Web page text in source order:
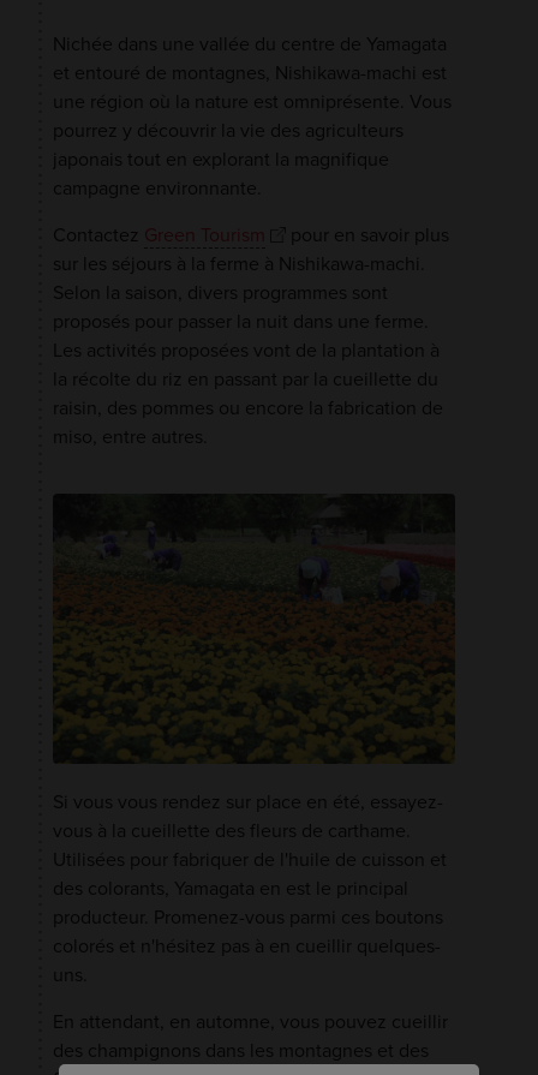
Nichée dans une vallée du centre de Yamagata
et entouré de montagnes, Nishikawa-machi est
une région où la nature est omniprésente. Vous
pourrez y découvrir la vie des agriculteurs
japonais tout en explorant la magnifique
campagne environnante.
Contactez Green Tourism
pour en savoir plus
sur les séjours à la ferme à Nishikawa-machi.
Selon la saison, divers programmes sont
proposés pour passer la nuit dans une ferme.
Les activités proposées vont de la plantation à
la récolte du riz en passant par la cueillette du
raisin, des pommes ou encore la fabrication de
miso, entre autres.
Si vous vous rendez sur place en été, essayez-
vous à la cueillette des fleurs de carthame.
Utilisées pour fabriquer de l'huile de cuisson et
des colorants, Yamagata en est le principal
producteur. Promenez-vous parmi ces boutons
colorés et n'hésitez pas à en cueillir quelques-
uns.
En attendant, en automne, vous pouvez cueillir
des champignons dans les montagnes et des